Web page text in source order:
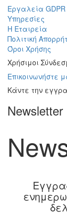
Εργαλεία GDPR
Υπηρεσίες
Η Εταιρεία
Πολιτική
Όροι Χρήσης
Χρήσιμοι
Επικοινωνήστε
Κάντε την
Newsletter